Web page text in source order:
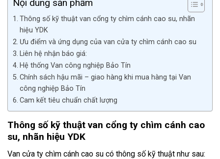
Nội dung sản phẩm
Thông số kỹ thuật van cổng ty chìm cánh cao su, nhãn
hiệu YDK
Ưu điểm và ứng dụng của van cửa ty chìm cánh cao su
Liên hệ nhận báo giá:
Hệ thống Van công nghiệp Bảo Tín
Chính sách hậu mãi – giao hàng khi mua hàng tại Van
công nghiệp Bảo Tín
Cam kết tiêu chuẩn chất lượng
Thông số kỹ thuật van cổng ty chìm cánh cao
su, nhãn hiệu YDK
Van cửa ty chìm cánh cao su có thông số kỹ thuật như sau: